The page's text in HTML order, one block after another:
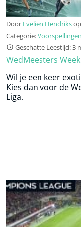
Door Evelien Hendriksop
Categorie:Voorspellingen
Geschatte Leestijd: 3
WedMeesters
Wil je een keer
Kies dan voor de
Liga.